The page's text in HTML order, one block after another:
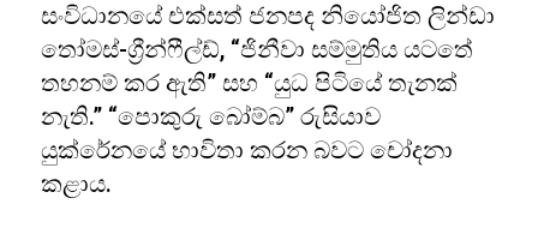
සංවිධානයේ එක්සත් ජනපද නියෝජිත ලින්ඩා
තෝමස්-ග්‍රීන්ෆීල්ඩ්, “ජිනීවා සම්මුතිය යටතේ
තහනම් කර ඇති” සහ “යුධ පිටියේ තැනක්
නැති.” “පොකුරු බෝම්බ” රුසියාව
යුක්රේනයේ භාවිතා කරන බවට චෝදනා
කළාය.